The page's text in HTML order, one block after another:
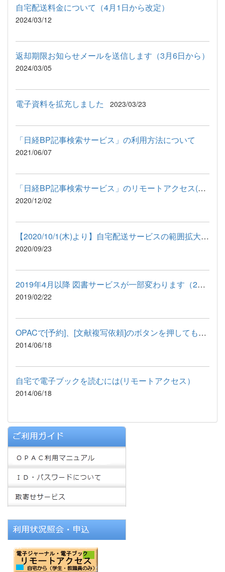
自宅配送料金について（4月1日から改定）
2024/03/12
返却期限お知らせメールを送信します（3月6日から）
2024/03/05
電子資料を拡充しました 2023/03/23
「日経BP記事検索サービス」の利用方法について
2021/06/07
「日経BP記事検索サービス」のリモートアクセス(試行)開始
2020/12/02
【2020/10/1(木)より】自宅配送サービスの範囲拡大をいたします
2020/09/23
2019年4月以降 図書サービスが一部変わります（2023年4月1日修正）
2019/02/22
OPACで[予約]、[文献複写依頼]のボタンを押しても申込できない場合
2014/06/18
自宅で電子ブックを読むには(リモートアクセス）
2014/06/18